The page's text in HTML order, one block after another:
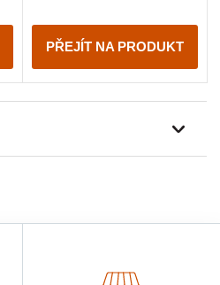
PŘEJÍT NA PRODUKT